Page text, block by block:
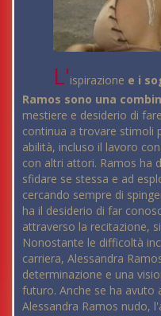
L'ispirazione e i
Ramos sono una
mestiere e desiderio di
continua a trovare stimoli
abilità, incluso il lavoro
con altri attori. Ramos ha
sfidare se stessa e ad
cercando sempre di
ha il desiderio di far
attraverso la recitazione,
Nonostante le difficoltà
carriera, Alessandra
determinazione e una
futuro. Anche se ha avuto
Alessandra Ramos nudo,